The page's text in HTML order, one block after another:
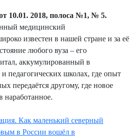
10.01. 2018, полоса №1, № 5.
медицинский
известен в нашей стране и за её
любого вуза – его
аккумулированный в
педагогических школах, где опыт
передаётся другому, где новое
наработанное.
Как маленький северный
в России вошёл в